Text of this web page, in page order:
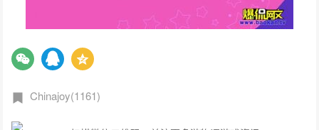
Chinajoy(1161)